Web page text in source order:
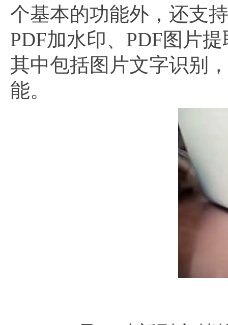
个基本的功能外，还支
PDF加水印、PDF图片
其中包括图片文字识别
能。